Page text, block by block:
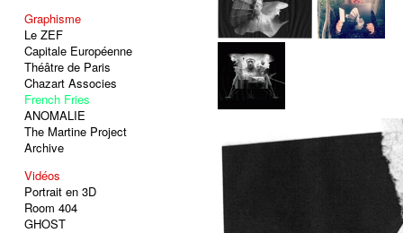
Graphisme
Le ZEF
Capitale Européenne
Théâtre de Paris
Chazart Associes
French Fries
ANOMALIE
The Martine Project
Archive
Vidéos
Portrait en 3D
Room 404
GHOST